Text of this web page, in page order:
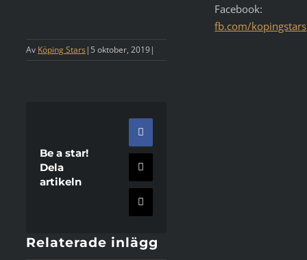
Av Köping Stars | 5 oktober, 2019|
Be a star!
Dela
artikeln
Facebook
X
E-
post
Relaterade inlägg
Facebook:
fb.com/kopingstars